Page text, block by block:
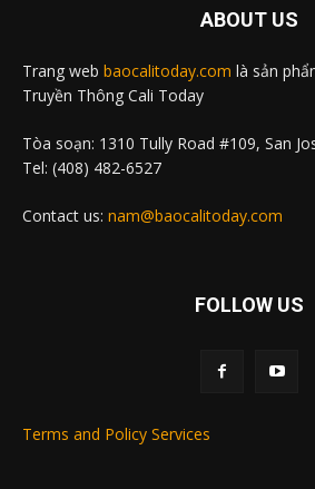
ABOUT US
Trang web baocalitoday.com là sản
Truyền Thông Cali Today
Tòa soạn: 1310 Tully Road #109, San
Tel: (408) 482-6527
Contact us: nam@baocalitoday.com
FOLLOW US
Terms and Policy Services